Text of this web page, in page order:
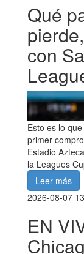
Qué
con
Esto es lo
primer
Estadio
la Leagues
Leer más
2026-08-07
EN